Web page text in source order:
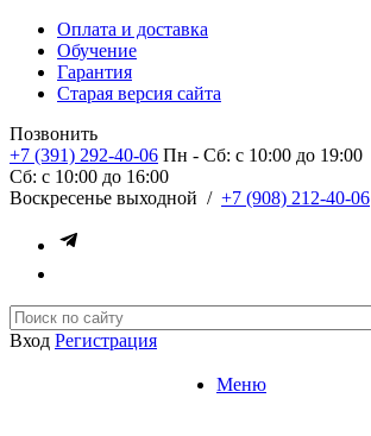
Оплата и доставка
Обучение
Гарантия
Старая версия сайта
Позвонить
+7 (391) 292-40-06 Пн - Сб: c 10:00 до 19:00
Сб: c 10:00 до 16:00
​Воскресенье выходной / +7 (908) 212-40-06
Вход Регистрация
Меню